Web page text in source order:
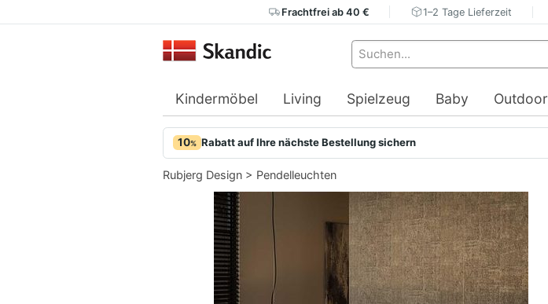
Frachtfrei ab 40 € 1–2 Tage Lieferzeit
Kindermöbel Living Spielzeug Baby Outdoor
10% Rabatt auf Ihre nächste Bestellung sichern
Rubjerg Design > Pendelleuchten